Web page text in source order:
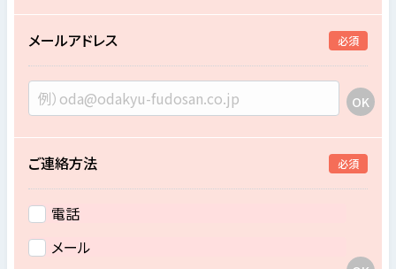
メールアドレス 必須
ご連絡方法 必須
電話
メール